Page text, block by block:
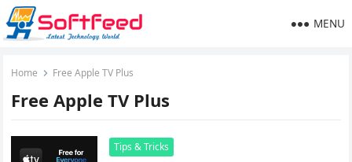
MENU
Home Free Apple TV Plus
Free Apple TV Plus
Tips & Tricks